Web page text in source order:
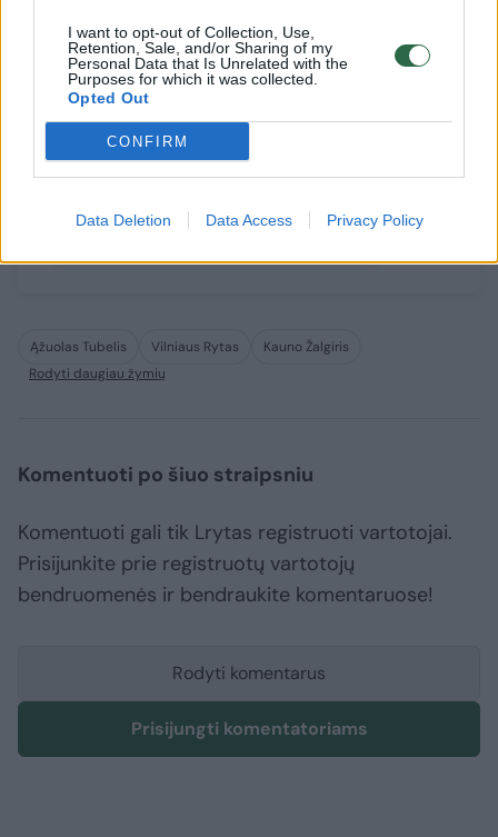
I want to opt-out of Collection, Use,
Retention, Sale, and/or Sharing of my
Personal Data that Is Unrelated with the
Purposes for which it was collected.
Opted Out
CONFIRM
Data Deletion Data Access Privacy Policy
Lietuvos rinktinė susirinko į
stovyklą: Juozuko šypsena, L.
Kleizos rimtis ir laimingas J.
Valančiūnas
(1)
R.
Ąžuolas Tubelis Vilniaus Rytas
Kauno Žalgiris
Rodyti daugiau žymių
Komentuoti po šiuo straipsniu
Komentuoti gali tik Lrytas registruoti vartotojai.
Prisijunkite prie registruotų vartotojų
bendruomenės ir bendraukite komentaruose!
Rodyti komentarus
Prisijungti komentatoriams